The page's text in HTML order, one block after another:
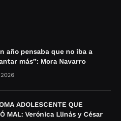
año pensaba que no iba a
más”: Mora Navarro
ADOLESCENTE QUE
MAL: Verónica Llinás y César